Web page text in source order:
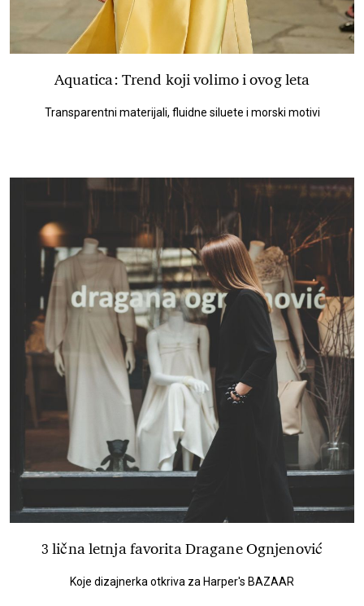
Aquatica: Trend koji volimo i ovog leta
Transparentni materijali, fluidne siluete i morski motivi
3 lična letnja favorita Dragane Ognjenović
Koje dizajnerka otkriva za Harper's BAZAAR